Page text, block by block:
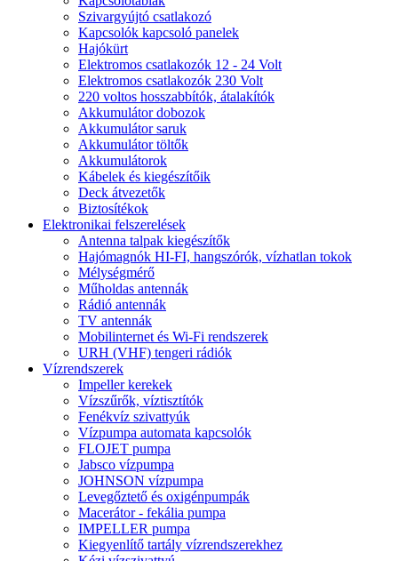
Szivargyújtó csatlakozó
Kapcsolók kapcsoló panelek
Hajókürt
Elektromos csatlakozók 12 - 24 Volt
Elektromos csatlakozók 230 Volt
220 voltos hosszabbítók, átalakítók
Akkumulátor dobozok
Akkumulátor saruk
Akkumulátor töltők
Akkumulátorok
Kábelek és kiegészítőik
Deck átvezetők
Biztosítékok
Elektronikai felszerelések
Antenna talpak kiegészítők
Hajómagnók HI-FI, hangszórók, vízhatlan tokok
Mélységmérő
Műholdas antennák
Rádió antennák
TV antennák
Mobilinternet és Wi-Fi rendszerek
URH (VHF) tengeri rádiók
Vízrendszerek
Impeller kerekek
Vízszűrők, víztisztítók
Fenékvíz szivattyúk
Vízpumpa automata kapcsolók
FLOJET pumpa
Jabsco vízpumpa
JOHNSON vízpumpa
Levegőztető és oxigénpumpák
Macerátor - fekália pumpa
IMPELLER pumpa
Kiegyenlítő tartály vízrendszerekhez